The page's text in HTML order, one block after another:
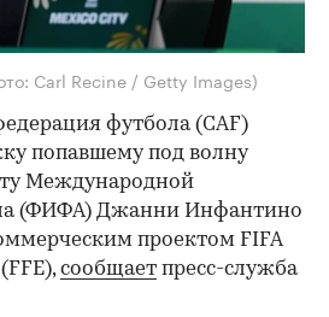
Carl Recine / Getty Images)
футбола (CAF)
попавшему под волну
Международной
(ФИФА) Джанни Инфантино
проектом FIFA
сообщает пресс-служба